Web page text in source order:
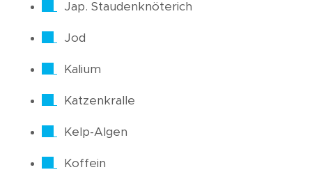
Jap. Staudenknöterich
Jod
Kalium
Katzenkralle
Kelp-Algen
Koffein